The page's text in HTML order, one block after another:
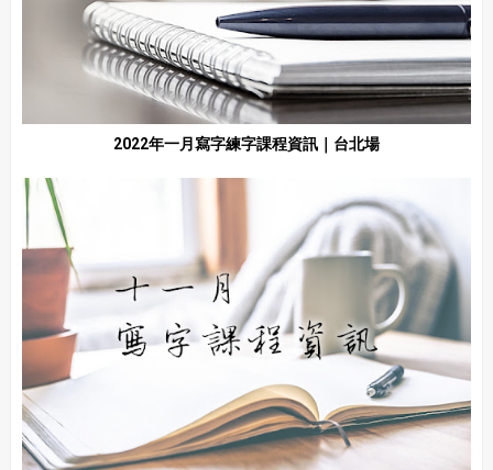
2022年一月寫字練字課程資訊｜台北場